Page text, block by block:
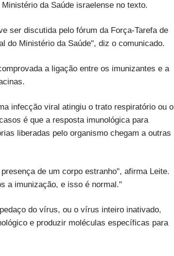
da Saúde israelense no texto.
ser discutida pelo fórum da Força-Tarefa de
do Ministério da Saúde", diz o comunicado.
a ligação entre os imunizantes e a
infecção viral atingiu o trato respiratório ou o
é que a resposta imunológica para
liberadas pelo organismo chegam a outras
de um corpo estranho", afirma Leite.
a imunização, e isso é normal."
do vírus, ou o vírus inteiro inativado,
e produzir moléculas específicas para